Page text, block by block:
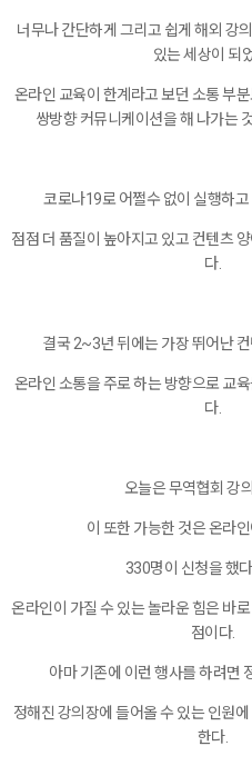
너무나 간단하게 그리고 쉽게 해외 강
있는 세상이 되
온라인 교육이 한계라고 보던 소통 부
쌍방향 커뮤니케이션을 해 나가는
코로나19로 어쩔수 없이 실행하고
점점 더 품질이 높아지고 있고 컨텐츠
다.
결국 2~3년 뒤에는 가장 뛰어난
온라인 소통을 주로 하는 방향으로 교
다.
오늘은 무역협회 강
이 또한 가능한 것은 온라
330명이 신청을 했
온라인이 가질 수 있는 놀라운 힘은 바
점이다.
아마 기존에 이런 행사를 하려면
정해진 강의장에 들어올 수 있는 인원
한다.